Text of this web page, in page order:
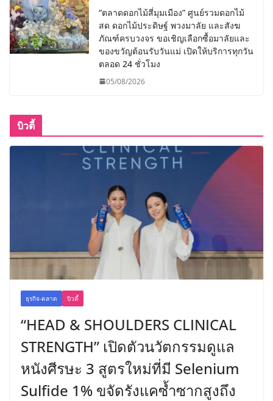
“ตลาดดอกไม้สี่มุมเมือง” ศูนย์รวมดอกไม้
สด ดอกไม้ประดิษฐ์ พวงมาลัย และสังฆ
ภัณฑ์ครบวงจร ขอเชิญเลือกซื้อมาลัยและ
ของขวัญต้อนรับวันแม่ เปิดให้บริการทุกวัน
ตลอด 24 ชั่วโมง
05/08/2026
บิวตี้
ธุรกิจ-ตลาด บิวตี้
“HEAD & SHOULDERS CLINICAL
STRENGTH” เปิดตัวนวัตกรรมดูแล
หนังศีรษะ 3 สูตรใหม่ที่มี Selenium
Sulfide 1% ขจัดรังแคซ้ำซากสูงถึง